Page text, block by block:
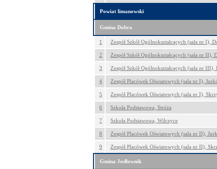
Powiat limanowski
Gmina Dobra
1 Zespół Szkół Ogólnokształcących (sala nr I),
2 Zespół Szkół Ogólnokształcących (sala nr II),
3 Zespół Szkół Ogólnokształcących (sala nr III),
4 Zespół Placówek Oświatowych (sala nr I),
5 Zespół Placówek Oświatowych (sala nr I),
6 Szkoła Podstawowa, Stróża
7 Szkoła Podstawowa, Wilczyce
8 Zespół Placówek Oświatowych (sala nr II),
9 Zespół Placówek Oświatowych (sala nr II),
Gmina Jodłownik